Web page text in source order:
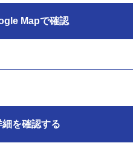
Mapで確認
細を確認する